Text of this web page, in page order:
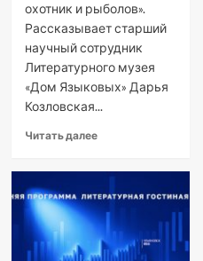
охотник и рыболов».
Рассказывает старший
научный сотрудник
Литературного музея
«Дом Языковых» Дарья
Козловская...
Читать далее